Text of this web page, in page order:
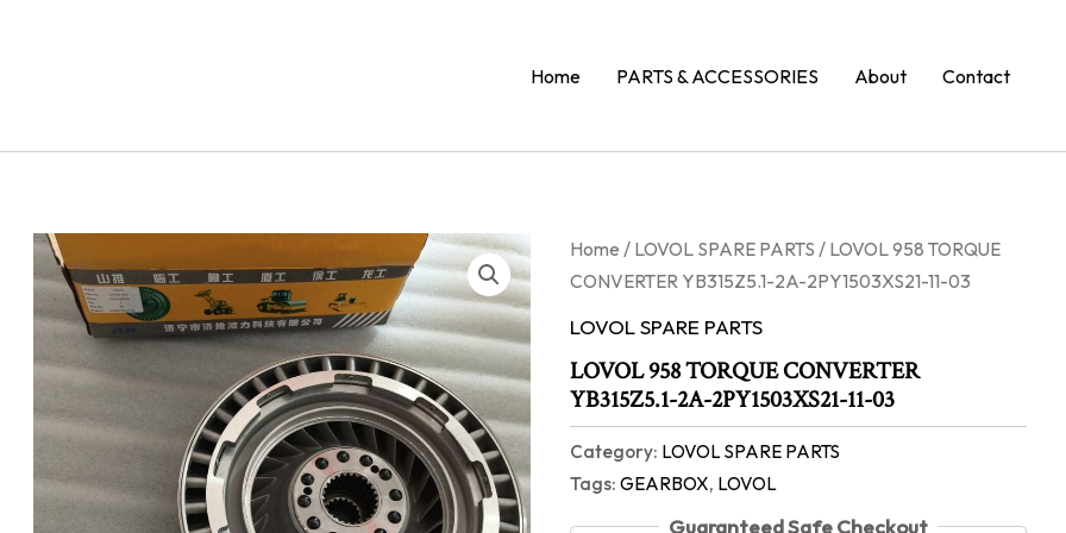
Home PARTS & ACCESSORIES About Contact
Home / LOVOL SPARE PARTS / LOVOL 958 TORQUE
CONVERTER YB315Z5.1-2A-2PY1503XS21-11-03
LOVOL SPARE PARTS
LOVOL 958 TORQUE CONVERTER
YB315Z5.1-2A-2PY1503XS21-11-03
Category: LOVOL SPARE PARTS
Tags: GEARBOX, LOVOL
Guaranteed Safe Checkout